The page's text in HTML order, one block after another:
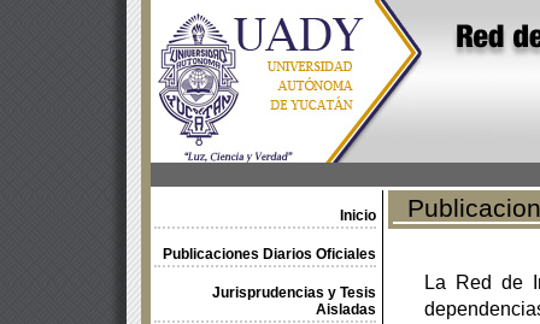
Inicio
Publicaciones Diarios Oficiales
Jurisprudencias y Tesis
Aisladas
La Red de